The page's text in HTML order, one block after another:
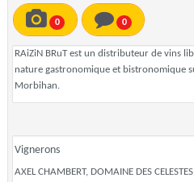
0 0
RAiZiN BRuT est un distributeur de vins
nature gastronomique et bistronomique
Morbihan.
Vignerons
AXEL CHAMBERT, DOMAINE DES